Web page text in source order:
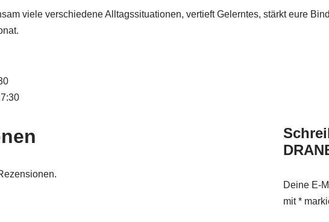
viele verschiedene Alltagssituationen, vertieft Gelerntes, stärkt eure
Deine E-
mit*